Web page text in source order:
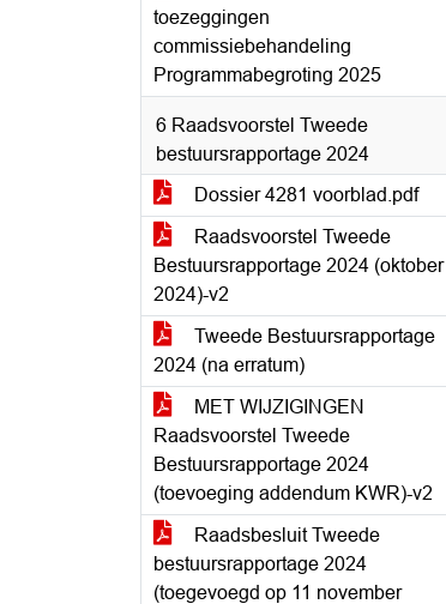
toezeggingen
commissiebehandeling
Programmabegroting 2025
6 Raadsvoorstel Tweede
bestuursrapportage 2024
Dossier 4281 voorblad.pdf
Raadsvoorstel Tweede
Bestuursrapportage 2024 (oktober
2024)-v2
Tweede Bestuursrapportage
2024 (na erratum)
MET WIJZIGINGEN
Raadsvoorstel Tweede
Bestuursrapportage 2024
(toevoeging addendum KWR)-v2
Raadsbesluit Tweede
bestuursrapportage 2024
(toegevoegd op 11 november